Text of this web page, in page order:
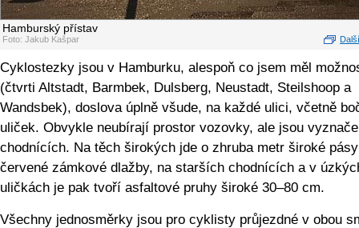
Hamburský přístav
Foto: Jakub Kašpar
Cyklostezky jsou v Hamburku, alespoň co jsem měl
(čtvrti Altstadt, Barmbek, Dulsberg, Neustadt, Steilshoop a
Wandsbek), doslova úplně všude, na každé ulici, včetně
uliček. Obvykle neubírají prostor vozovky, ale jsou
chodnících. Na těch širokých jde o zhruba metr široké pásy
červené zámkové dlažby, na starších chodnících a v
uličkách je pak tvoří asfaltové pruhy široké 30–80 cm.
Všechny jednosměrky jsou pro cyklisty průjezdné v obou